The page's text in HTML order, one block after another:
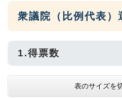
衆議院（比例代表）
1.得票数
表のサイズを